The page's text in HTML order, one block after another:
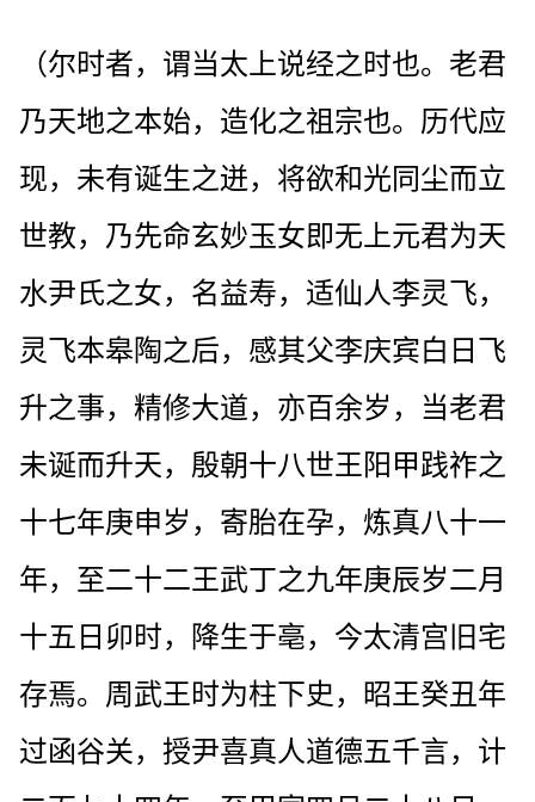
（尔时者，谓当太上说经之时也。老君
乃天地之本始，造化之祖宗也。历代应
现，未有诞生之迸，将欲和光同尘而立
世教，乃先命玄妙玉女即无上元君为天
水尹氏之女，名益寿，适仙人李灵飞，
灵飞本皋陶之后，感其父李庆宾白日飞
升之事，精修大道，亦百余岁，当老君
未诞而升天，殷朝十八世王阳甲践祚之
十七年庚申岁，寄胎在孕，炼真八十一
年，至二十二王武丁之九年庚辰岁二月
十五日卯时，降生于亳，今太清宫旧宅
存焉。周武王时为柱下史，昭王癸丑年
过函谷关，授尹喜真人道德五千言，计